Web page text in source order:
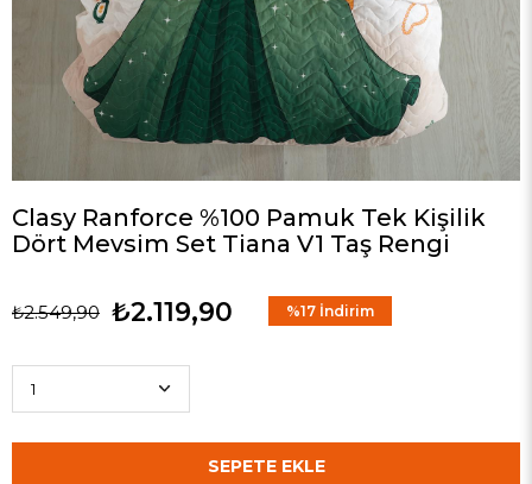
Clasy Ranforce %100 Pamuk Tek Kişilik
Dört Mevsim Set Tiana V1 Taş Rengi
₺2.549,90 ₺2.119,90 %17 İndirim